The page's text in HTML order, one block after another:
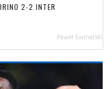
2-2 INTER
Paweł Świnarski